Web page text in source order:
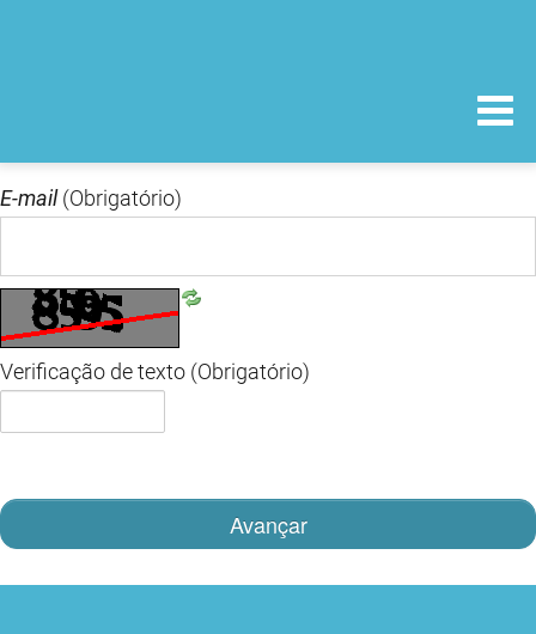
E-mail (Obrigatório)
Verificação de texto (Obrigatório)
Avançar